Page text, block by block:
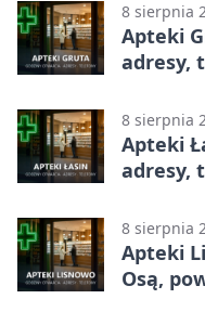
8 sierpnia
Apteki
adresy,
8 sierpnia
Apteki
adresy,
8 sierpnia
Apteki
Osą,